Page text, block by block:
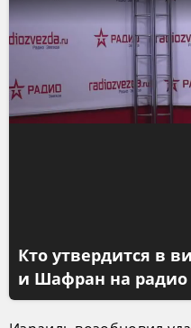
Кто утвердится в
и Шафран на радио